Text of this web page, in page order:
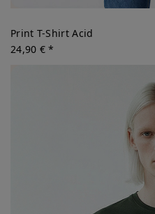
Print T-Shirt Acid
24,90 € *